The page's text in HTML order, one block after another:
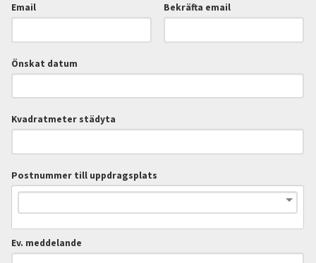
Email Bekräfta email
Önskat datum
Kvadratmeter städyta
Postnummer till uppdragsplats
Ev. meddelande